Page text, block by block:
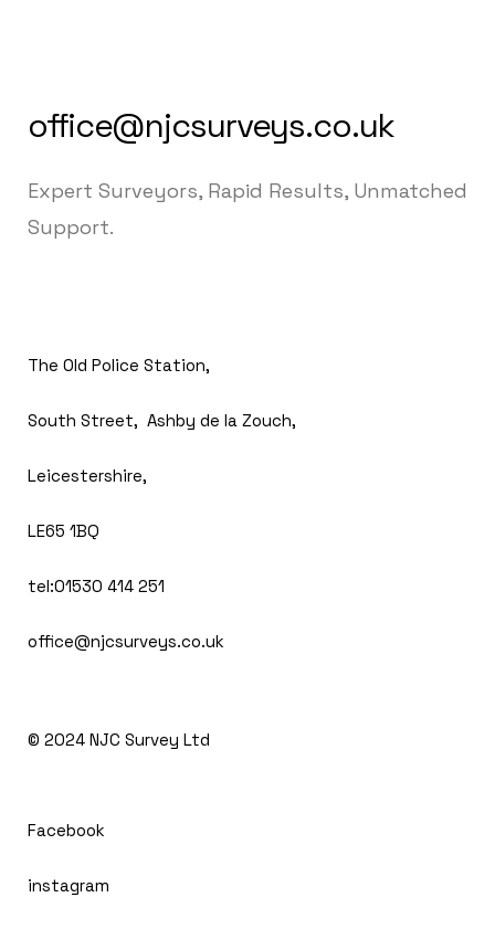
office@njcsurveys.co.uk
Expert Surveyors, Rapid Results, Unmatched
Support.
The Old Police Station,
South Street, Ashby de la Zouch,
Leicestershire,
LE65 1BQ
tel:01530 414 251
office@njcsurveys.co.uk
© 2024 NJC Survey Ltd
Facebook
instagram